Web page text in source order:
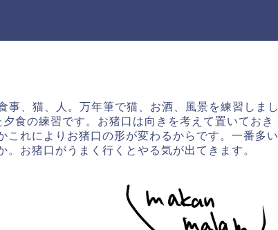
、猫、人。万年筆で猫、お酒、風景を練習しまし
食の練習です。お猪口は向きを考えて置いておき
これによりお猪口の形が変わるからです。一番多い
お猪口がうまく行くとやる気が出てきます。